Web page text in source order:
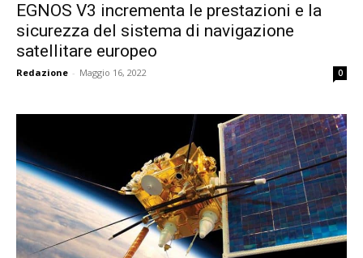
EGNOS V3 incrementa le prestazioni e la
sicurezza del sistema di navigazione
satellitare europeo
Redazione - Maggio 16, 2022 0